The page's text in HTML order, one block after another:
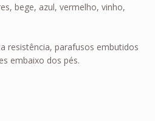
bege, azul, vermelho, vinho,
resistência, parafusos embutidos
embaixo dos pés.